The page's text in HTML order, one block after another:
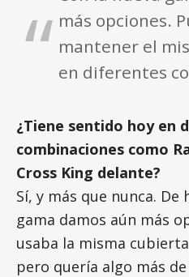
más opciones.
mantener el
en diferentes
¿Tiene sentido hoy en
combinaciones como
Cross King delante?
Sí, y más que nunca. De
gama damos aún más
usaba la misma
pero quería algo más